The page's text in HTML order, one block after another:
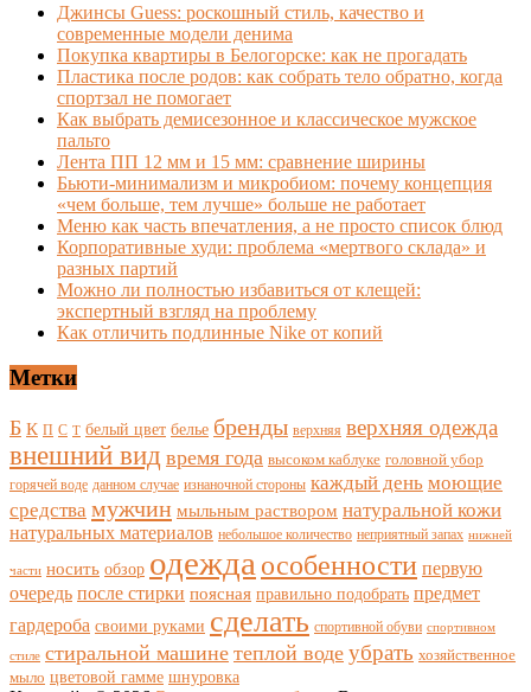
Джинсы Guess: роскошный стиль, качество и
современные модели денима
Покупка квартиры в Белогорске: как не прогадать
Пластика после родов: как собрать тело обратно, когда
спортзал не помогает
Как выбрать демисезонное и классическое мужское
пальто
Лента ПП 12 мм и 15 мм: сравнение ширины
Бьюти-минимализм и микробиом: почему концепция
«чем больше, тем лучше» больше не работает
Меню как часть впечатления, а не просто список блюд
Корпоративные худи: проблема «мертвого склада» и
разных партий
Можно ли полностью избавиться от клещей:
экспертный взгляд на проблему
Как отличить подлинные Nike от копий
Метки
Б К П С Т белый цвет белье бренды верхняя верхняя одежда
внешний вид время года высоком каблуке головной убор
горячей воде данном случае изнаночной стороны каждый день моющие
средства мужчин мыльным раствором натуральной кожи
натуральных материалов небольшое количество неприятный запах нижней
части носить обзор одежда особенности первую
очередь после стирки поясная правильно подобрать предмет
гардероба своими руками сделать спортивной обуви спортивном
стиле стиральной машине теплой воде убрать хозяйственное
мыло цветовой гамме шнуровка